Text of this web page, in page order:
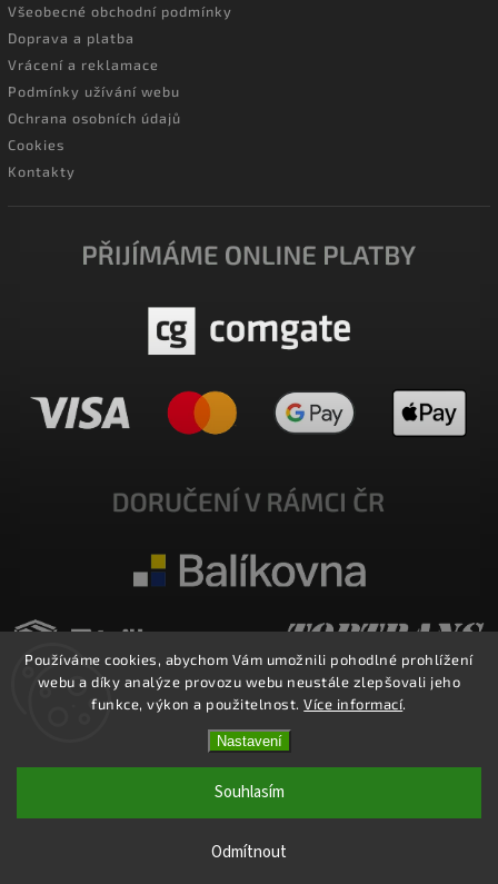
Používáme cookies, abychom Vám umožnili pohodlné prohlížení
webu a díky analýze provozu webu neustále zlepšovali jeho
funkce, výkon a použitelnost.Více informací.
Nastavení
Odmítnout
Souhlasím
Všeobecné obchodní podmínky
Doprava a platba
Vrácení a reklamace
Podmínky užívání webu
Ochrana osobních údajů
Cookies
Kontakty
E-SHOP MILATA. Všechna práva vyhrazena.
Upravit nastavení cookies